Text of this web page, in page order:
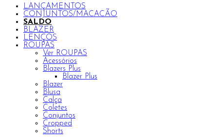
LANÇAMENTOS
CONJUNTOS/MACACÃO
SALDO
BLAZER
LENÇOS
ROUPAS
Ver ROUPAS
Acessórios
Blazers Plus
Blazer Plus
Blazer
Blusa
Calça
Coletes
Conjuntos
Cropped
Shorts